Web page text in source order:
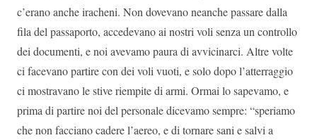
c’erano anche iracheni. Non dovevano neanche passare dalla
fila del passaporto, accedevano ai nostri voli senza un controllo
dei documenti, e noi avevamo paura di avvicinarci. Altre volte
ci facevano partire con dei voli vuoti, e solo dopo l’atterraggio
ci mostravano le stive riempite di armi. Ormai lo sapevamo, e
prima di partire noi del personale dicevamo sempre: “speriamo
che non facciano cadere l’aereo, e di tornare sani e salvi a